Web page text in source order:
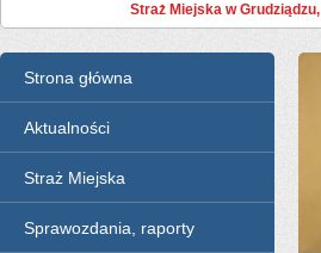
Straż Miejska w Grudziądzu,
Menu
Strona główna
Aktualności
Straż Miejska
Sprawozdania, raporty